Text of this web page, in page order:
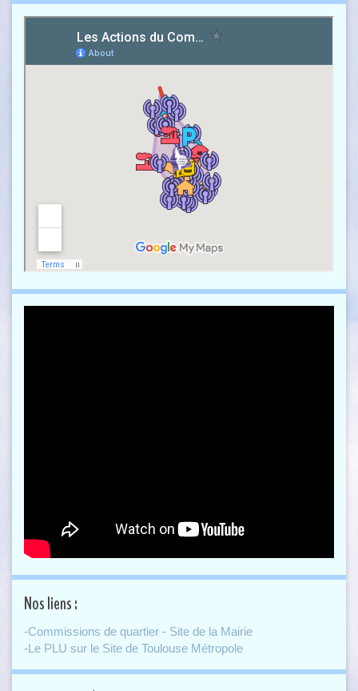
Nos liens :
-Commissions de quartier - Site de la Mairie
-Le PLU sur le Site de Toulouse Métropole